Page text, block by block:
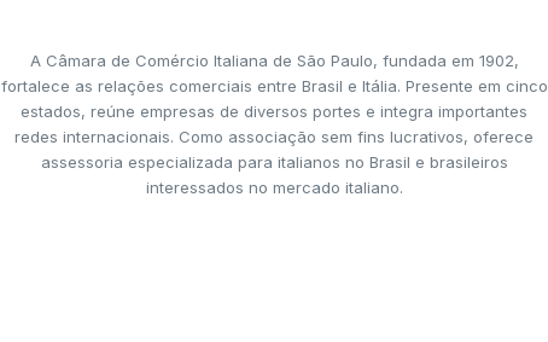
A Câmara de Comércio Italiana de São Paulo, fundada em 1902,
fortalece as relações comerciais entre Brasil e Itália. Presente em cinco
estados, reúne empresas de diversos portes e integra importantes
redes internacionais. Como associação sem fins lucrativos, oferece
assessoria especializada para italianos no Brasil e brasileiros
interessados no mercado italiano.